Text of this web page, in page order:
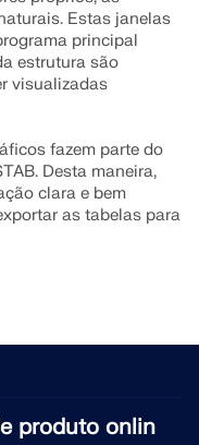
Estas janelas
principal
estrutura são
visualizadas
fazem parte do
Desta maneira,
clara e bem
as tabelas para
produto onlin